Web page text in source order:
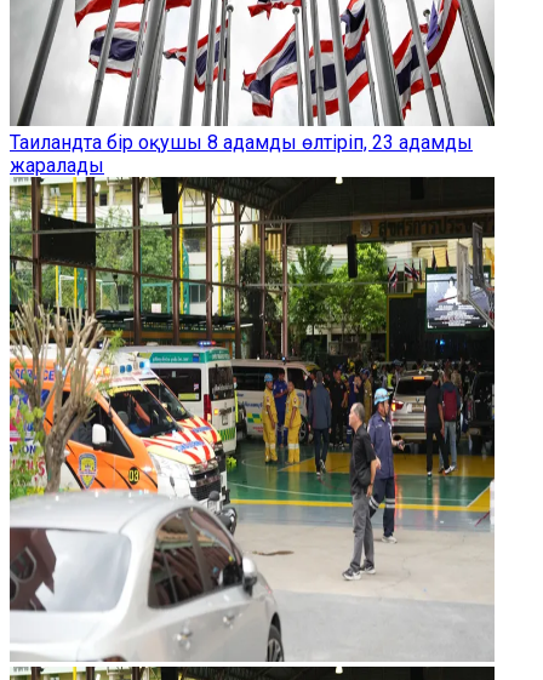
Таиландта бір оқушы 8 адамды өлтіріп, 23 адамды
жаралады